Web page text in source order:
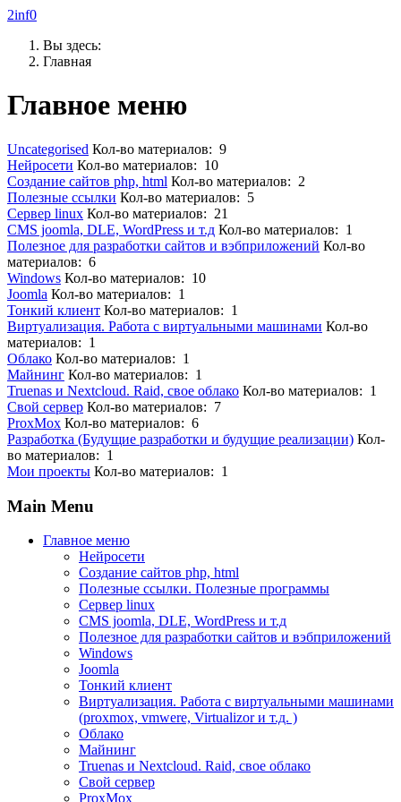
2inf0
Вы здесь:
Главная
Главное меню
Uncategorised Кол-во материалов: 9
Нейросети Кол-во материалов: 10
Создание сайтов php, html Кол-во материалов: 2
Полезные ссылки Кол-во материалов: 5
Сервер linux Кол-во материалов: 21
CMS joomla, DLE, WordPress и т.д Кол-во материалов: 1
Полезное для разработки сайтов и вэбприложений Кол-во
материалов: 6
Windows Кол-во материалов: 10
Joomla Кол-во материалов: 1
Тонкий клиент Кол-во материалов: 1
Виртуализация. Работа с виртуальными машинами Кол-во
материалов: 1
Облако Кол-во материалов: 1
Майнинг Кол-во материалов: 1
Truenas и Nextcloud. Raid, свое облако Кол-во материалов: 1
Свой сервер Кол-во материалов: 7
ProxMox Кол-во материалов: 6
Разработка (Будущие разработки и будущие реализации) Кол-
во материалов: 1
Мои проекты Кол-во материалов: 1
Main Menu
Главное меню
Нейросети
Создание сайтов php, html
Полезные ссылки. Полезные программы
Сервер linux
CMS joomla, DLE, WordPress и т.д
Полезное для разработки сайтов и вэбприложений
Windows
Joomla
Тонкий клиент
Виртуализация. Работа с виртуальными машинами
(proxmox, vmwere, Virtualizor и т.д. )
Облако
Майнинг
Truenas и Nextcloud. Raid, свое облако
Свой сервер
ProxMox